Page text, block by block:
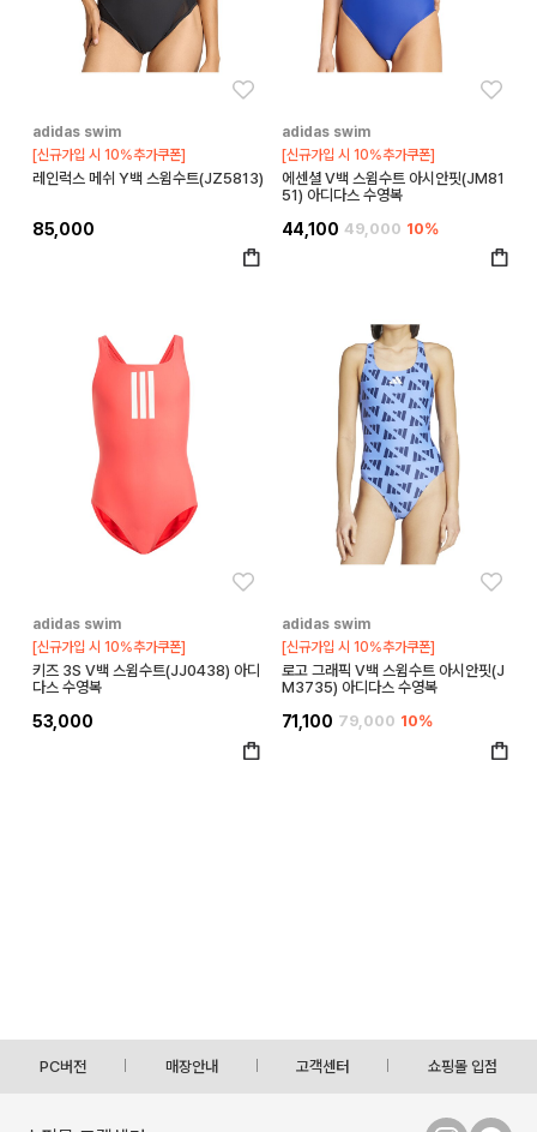
adidas swim
[신규가입 시 10%추가쿠폰]
레인럭스 메쉬 Y백 스윔수트(JZ5813)
85,000
adidas swim
[신규가입 시 10%추가쿠폰]
에센셜 V백 스윔수트 아시안핏(JM81
51) 아디다스 수영복
44,100 49,000 10%
adidas swim
[신규가입 시 10%추가쿠폰]
키즈 3S V백 스윔수트(JJ0438) 아디
다스 수영복
53,000
adidas swim
[신규가입 시 10%추가쿠폰]
로고 그래픽 V백 스윔수트 아시안핏(J
M3735) 아디다스 수영복
71,100 79,000 10%
PC버전 매장안내 고객센터 쇼핑몰 입점